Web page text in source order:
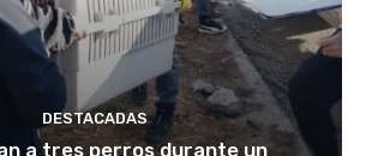
DESTACADAS
a tres perros durante un